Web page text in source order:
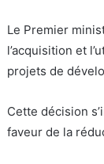
Le Premier
l’acquisition et
projets de
Cette décision
faveur de la